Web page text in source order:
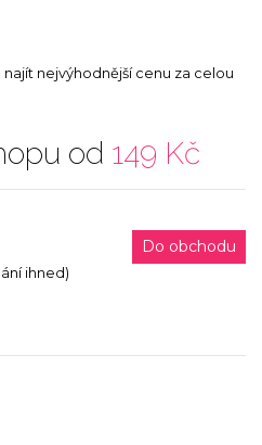
najít nejvýhodnější cenu za celou
od 149 Kč
ihned)
Do obchodu